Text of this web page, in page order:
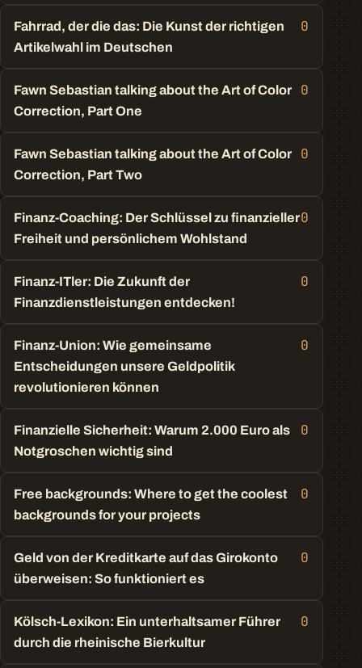
Fahrrad, der die das: Die Kunst der richtigen
Artikelwahl im Deutschen
0
Fawn Sebastian talking about the Art of Color
Correction, Part One
0
Fawn Sebastian talking about the Art of Color
Correction, Part Two
0
Finanz-Coaching: Der Schlüssel zu finanzieller
Freiheit und persönlichem Wohlstand
0
Finanz-ITler: Die Zukunft der
Finanzdienstleistungen entdecken!
0
Finanz-Union: Wie gemeinsame
Entscheidungen unsere Geldpolitik
revolutionieren können
0
Finanzielle Sicherheit: Warum 2.000 Euro als
Notgroschen wichtig sind
0
Free backgrounds: Where to get the coolest
backgrounds for your projects
0
Geld von der Kreditkarte auf das Girokonto
überweisen: So funktioniert es
0
Kölsch-Lexikon: Ein unterhaltsamer Führer
durch die rheinische Bierkultur
0